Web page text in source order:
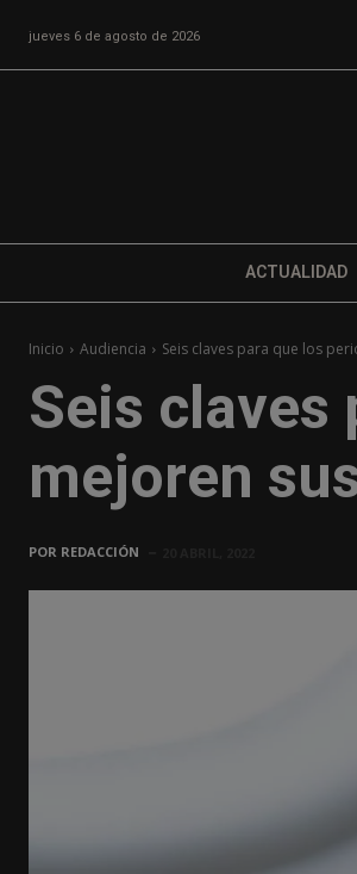
jueves 6 de agosto de 2026
ACTUALIDAD
Inicio Audiencia Seis claves para que los
Seis claves
mejoren
POR REDACCIÓN